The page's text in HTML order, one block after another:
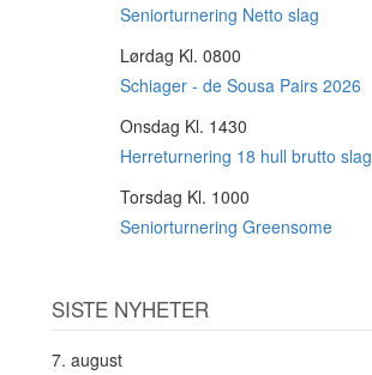
Seniorturnering Netto slag
Lørdag Kl. 0800
Schiager - de Sousa Pairs 2026
Onsdag Kl. 1430
Herreturnering 18 hull brutto slag
Torsdag Kl. 1000
Seniorturnering Greensome
SISTE NYHETER
7. august